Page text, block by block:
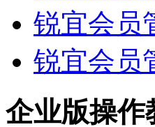
锐宜会员
锐宜会员
企业版操作